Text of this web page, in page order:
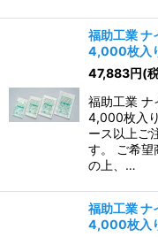
福助工業 ナ
4,000枚入
47,883円(
福助工業 ナ
4,000枚入
ース以上ご
す。 ご希望
の上、…
福助工業 ナ
4,000枚入